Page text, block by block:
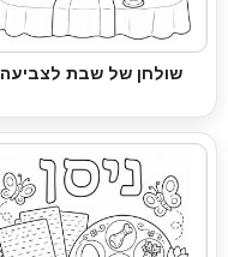
שולחן של שבת לצביעה